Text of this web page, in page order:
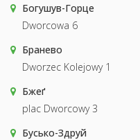
Богушув-Горце
Dworcowa 6
Бранево
Dworzec Kolejowy 1
Бжеґ
plac Dworcowy 3
Бусько-Здруй